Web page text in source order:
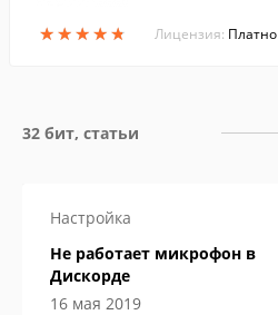
★★★★★
★★★★★ Лицензия: Платно
32 бит, статьи
Настройка
Не работает микрофон в
Дискорде
16 мая 2019